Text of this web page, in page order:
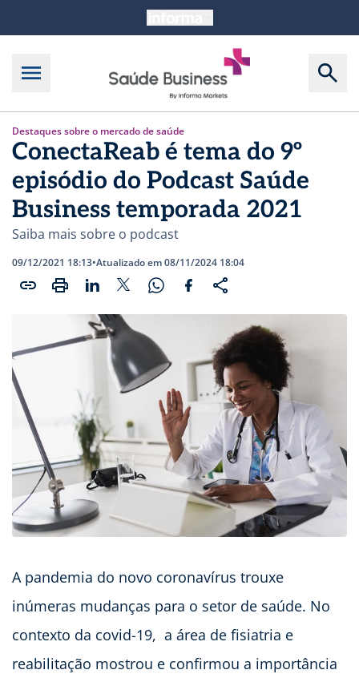
Destaques sobre o mercado de saúde
ConectaReab é tema do 9º
episódio do Podcast Saúde
Business temporada 2021
Saiba mais sobre o podcast
09/12/2021 18:13•Atualizado em 08/11/2024 18:04
A pandemia do novo coronavírus trouxe
inúmeras mudanças para o setor de saúde. No
contexto da covid-19, a área de fisiatria e
reabilitação mostrou e confirmou a importância